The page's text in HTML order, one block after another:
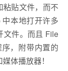
贴文件，而不
本地打开许多
文件。而且 File
，附带内置的
体播放器！